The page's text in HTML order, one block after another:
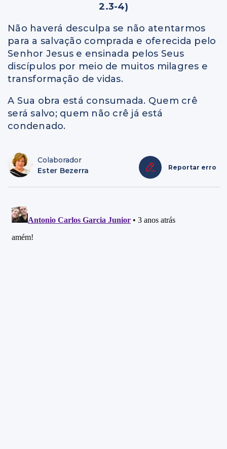
2.3-4)
Não haverá desculpa se não atentarmos
para a salvação comprada e oferecida pelo
Senhor Jesus e ensinada pelos Seus
discípulos por meio de muitos milagres e
transformação de vidas.
A Sua obra está consumada. Quem crê
será salvo; quem não crê já está
condenado.
Colaborador
Ester Bezerra
Reportar erro